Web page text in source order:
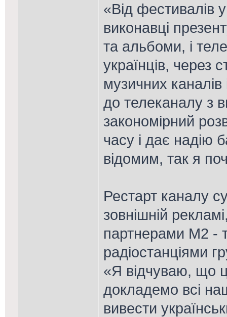
«Від фестивалів
виконавці
та альбоми, і
українців, через
музичних
до телеканалу з
закономірний
часу і дає надію
відомим, так я
Рестарт каналу
зовнішній
партнерами М2 -
радіостанціями
«Я відчуваю, що
докладемо всі
вивести